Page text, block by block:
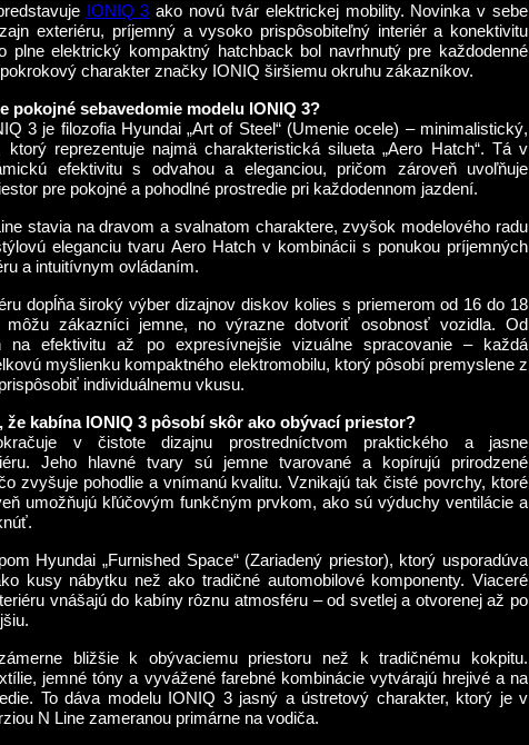
IONIQ 3 ako novú tvár elektrickej mobility. Novinka v sebe
exteriéru, príjemný a vysoko prispôsobiteľný interiér a konektivitu
plne elektrický kompaktný hatchback bol navrhnutý pre každodenné
charakter značky IONIQ širšiemu okruhu zákazníkov.
pokojné sebavedomie modelu IONIQ 3?
3 je filozofia Hyundai „Art of Steel“ (Umenie ocele) – minimalistický,
reprezentuje najmä charakteristická silueta „Aero Hatch“. Tá v
efektivitu s odvahou a eleganciou, pričom zároveň uvoľňuje
pre pokojné a pohodlné prostredie pri každodennom jazdení.
stavia na dravom a svalnatom charaktere, zvyšok modelového radu
eleganciu tvaru Aero Hatch v kombinácii s ponukou príjemných
a intuitívnym ovládaním.
dopĺňa široký výber dizajnov diskov kolies s priemerom od 16 do 18
môžu zákazníci jemne, no výrazne dotvoriť osobnosť vozidla. Od
na efektivitu až po expresívnejšie vizuálne spracovanie – každá
myšlienku kompaktného elektromobilu, ktorý pôsobí premyslene z
individuálnemu vkusu.
kabína IONIQ 3 pôsobí skôr ako obývací priestor?
v čistote dizajnu prostredníctvom praktického a jasne
Jeho hlavné tvary sú jemne tvarované a kopírujú prirodzené
zvyšuje pohodlie a vnímanú kvalitu. Vznikajú tak čisté povrchy, ktoré
umožňujú kľúčovým funkčným prvkom, ako sú výduchy ventilácie a
Hyundai „Furnished Space“ (Zariadený priestor), ktorý usporadúva
kusy nábytku než ako tradičné automobilové komponenty. Viaceré
vnášajú do kabíny rôznu atmosféru – od svetlej a otvorenej až po
bližšie k obývaciemu priestoru než k tradičnému kokpitu.
jemné tóny a vyvážené farebné kombinácie vytvárajú hrejivé a na
To dáva modelu IONIQ 3 jasný a ústretový charakter, ktorý je v
N Line zameranou primárne na vodiča.